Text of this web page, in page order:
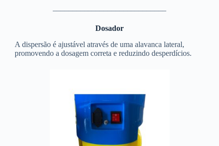
Dosador
A dispersão é ajustável através de uma alavanca lateral,
promovendo a dosagem correta e reduzindo desperdícios.